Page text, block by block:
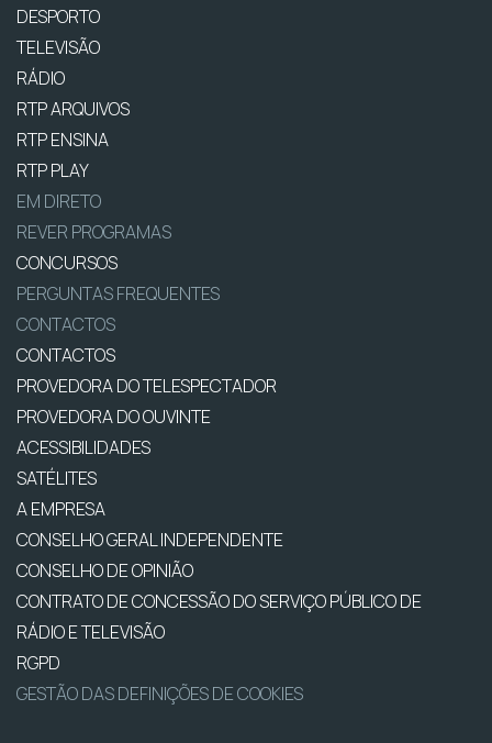
DESPORTO
TELEVISÃO
RÁDIO
RTP ARQUIVOS
RTP ENSINA
RTP PLAY
EM DIRETO
REVER PROGRAMAS
CONCURSOS
PERGUNTAS FREQUENTES
CONTACTOS
CONTACTOS
PROVEDORA DO TELESPECTADOR
PROVEDORA DO OUVINTE
ACESSIBILIDADES
SATÉLITES
A EMPRESA
CONSELHO GERAL INDEPENDENTE
CONSELHO DE OPINIÃO
CONTRATO DE CONCESSÃO DO SERVIÇO PÚBLICO DE
RÁDIO E TELEVISÃO
RGPD
GESTÃO DAS DEFINIÇÕES DE COOKIES